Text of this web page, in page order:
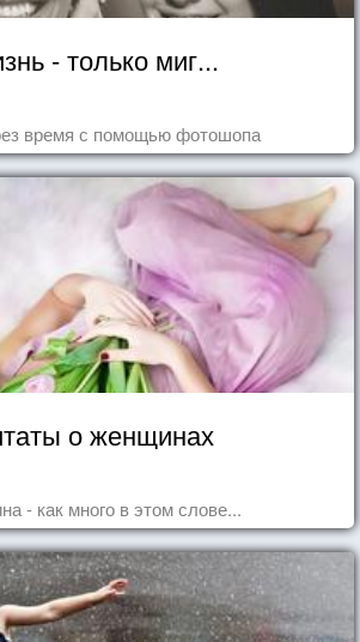
- только миг...
время с помощью фотошопа
о женщинах
- как много в этом слове...